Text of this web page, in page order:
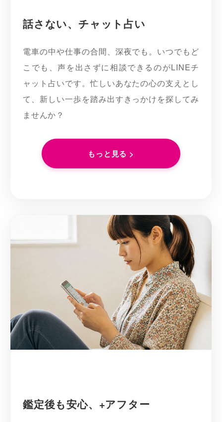
話さない、チャット占い
電車の中や仕事の合間、深夜でも。いつでもど
こでも、声を出さずに相談できるのがLINEチ
ャット占いです。忙しいあなたの心の支えとし
て、新しい一歩を踏み出すきっかけを探してみ
ませんか？
もっと見る >
鑑定後も安心、+アフター